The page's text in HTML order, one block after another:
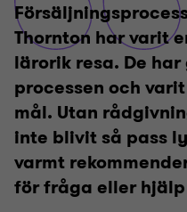
Thornton har varit
lärorik resa. De
processen och
mål. Utan
inte blivit så pass
varmt
för fråga eller hjälp